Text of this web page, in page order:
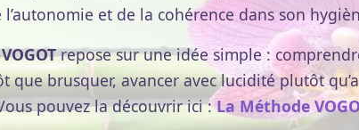
l’autonomie et de la cohérence dans son
repose sur une idée simple :
que brusquer, avancer avec lucidité plutôt
pouvez la découvrir ici :La Méthode